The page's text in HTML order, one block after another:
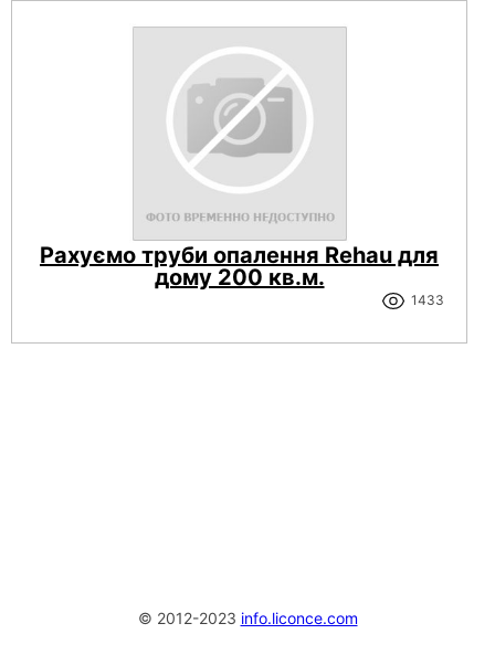
Рахуємо труби опалення Rehau для
дому 200 кв.м.
1433
© 2012-2023 info.liconce.com